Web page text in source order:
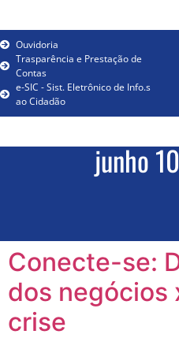
Ouvidoria
Trasparência e Prestação de
Contas
e-SIC - Sist. Eletrônico de Info.s
ao Cidadão
junho
Conecte-se:
dos negócios
crise